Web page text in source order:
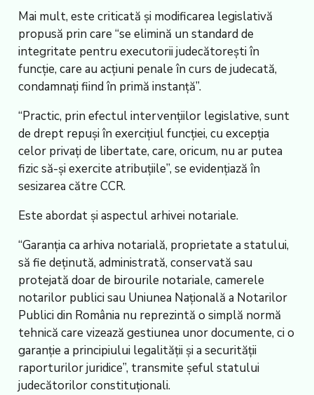
Mai mult, este criticată şi modificarea legislativă
propusă prin care “se elimină un standard de
integritate pentru executorii judecătoreşti în
funcţie, care au acţiuni penale în curs de judecată,
condamnaţi fiind în primă instanţă”.
“Practic, prin efectul intervenţiilor legislative, sunt
de drept repuşi în exerciţiul funcţiei, cu excepţia
celor privaţi de libertate, care, oricum, nu ar putea
fizic să-şi exercite atribuţiile”, se evidenţiază în
sesizarea către CCR.
Este abordat şi aspectul arhivei notariale.
“Garanţia ca arhiva notarială, proprietate a statului,
să fie deţinută, administrată, conservată sau
protejată doar de birourile notariale, camerele
notarilor publici sau Uniunea Naţională a Notarilor
Publici din România nu reprezintă o simplă normă
tehnică care vizează gestiunea unor documente, ci o
garanţie a principiului legalităţii şi a securităţii
raporturilor juridice”, transmite şeful statului
judecătorilor constituţionali.